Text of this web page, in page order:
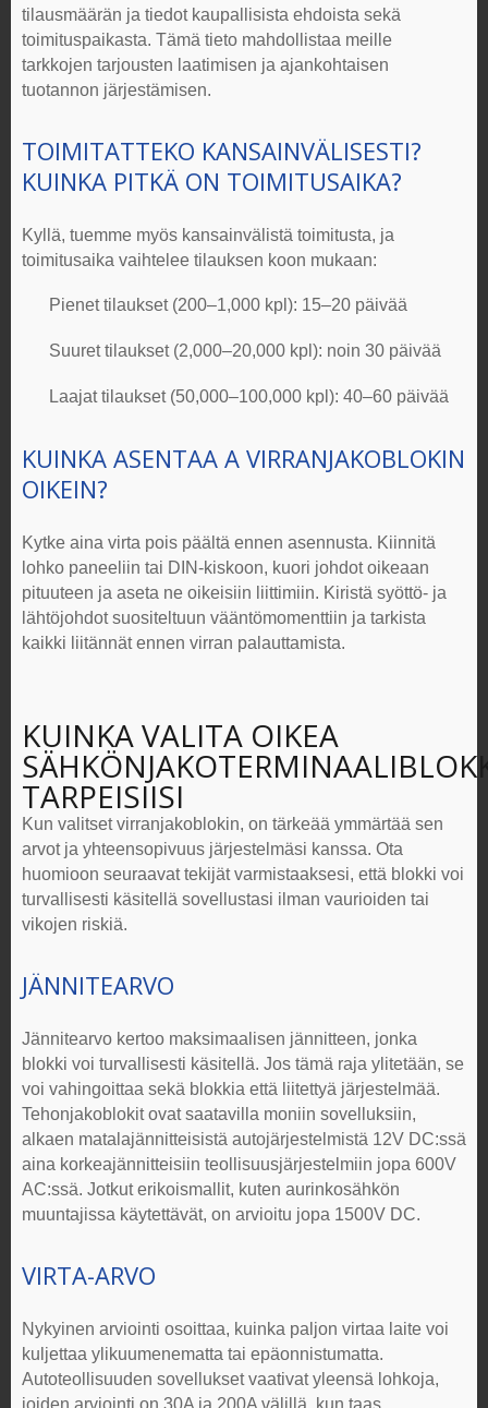
tilausmäärän ja tiedot kaupallisista ehdoista sekä
toimituspaikasta. Tämä tieto mahdollistaa meille
tarkkojen tarjousten laatimisen ja ajankohtaisen
tuotannon järjestämisen.
TOIMITATTEKO KANSAINVÄLISESTI?
KUINKA PITKÄ ON TOIMITUSAIKA?
Kyllä, tuemme myös kansainvälistä toimitusta, ja
toimitusaika vaihtelee tilauksen koon mukaan:
Pienet tilaukset (200–1,000 kpl): 15–20 päivää
Suuret tilaukset (2,000–20,000 kpl): noin 30 päivää
Laajat tilaukset (50,000–100,000 kpl): 40–60 päivää
KUINKA ASENTAA A VIRRANJAKOBLOKIN
OIKEIN?
Kytke aina virta pois päältä ennen asennusta. Kiinnitä
lohko paneeliin tai DIN-kiskoon, kuori johdot oikeaan
pituuteen ja aseta ne oikeisiin liittimiin. Kiristä syöttö- ja
lähtöjohdot suositeltuun vääntömomenttiin ja tarkista
kaikki liitännät ennen virran palauttamista.
KUINKA VALITA OIKEA
TARPEISIISI
Kun valitset virranjakoblokin, on tärkeää ymmärtää sen
arvot ja yhteensopivuus järjestelmäsi kanssa. Ota
huomioon seuraavat tekijät varmistaaksesi, että blokki voi
turvallisesti käsitellä sovellustasi ilman vaurioiden tai
vikojen riskiä.
JÄNNITEARVO
Jännitearvo kertoo maksimaalisen jännitteen, jonka
blokki voi turvallisesti käsitellä. Jos tämä raja ylitetään, se
voi vahingoittaa sekä blokkia että liitettyä järjestelmää.
Tehonjakoblokit ovat saatavilla moniin sovelluksiin,
alkaen matalajännitteisistä autojärjestelmistä 12V DC:ssä
aina korkeajännitteisiin teollisuusjärjestelmiin jopa 600V
AC:ssä. Jotkut erikoismallit, kuten aurinkosähkön
muuntajissa käytettävät, on arvioitu jopa 1500V DC.
VIRTA-ARVO
Nykyinen arviointi osoittaa, kuinka paljon virtaa laite voi
kuljettaa ylikuumenematta tai epäonnistumatta.
Autoteollisuuden sovellukset vaativat yleensä lohkoja,
joiden arviointi on 30A ja 200A välillä, kun taas